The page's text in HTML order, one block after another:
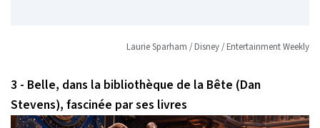
Laurie Sparham / Disney / Entertainment Weekly
3 - Belle, dans la bibliothèque de la Bête (Dan
Stevens), fascinée par ses livres